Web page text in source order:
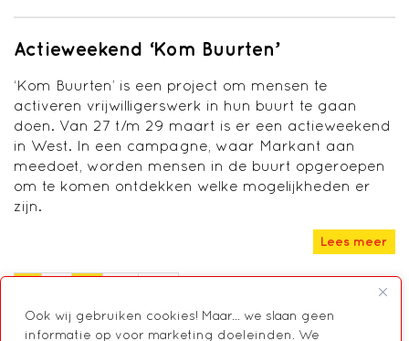
Ook wij gebruiken cookies! Maar... we slaan geen
informatie op voor marketing doeleinden. We
Actieweekend ‘Kom Buurten’
‘Kom Buurten’ is een project om mensen te
activeren vrijwilligerswerk in hun buurt te gaan
doen. Van 27 t/m 29 maart is er een actieweekend
in West. In een campagne, waar Markant aan
meedoet, worden mensen in de buurt opgeroepen
om te komen ontdekken welke mogelijkheden er
zijn.
Lees meer